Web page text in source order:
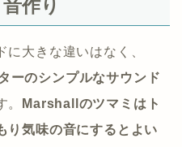
作り
大きな違いはなく、
ーのシンプルなサウンド
Marshallのツマミはト
り気味の音にするとよい